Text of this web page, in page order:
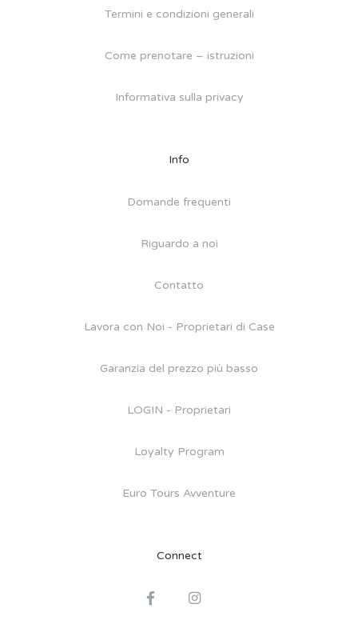
Termini e condizioni generali
Come prenotare – istruzioni
Informativa sulla privacy
Info
Domande frequenti
Riguardo a noi
Contatto
Lavora con Noi - Proprietari di Case
Garanzia del prezzo più basso
LOGIN - Proprietari
Loyalty Program
Euro Tours Avventure
Connect